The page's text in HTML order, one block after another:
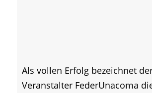
Als vollen Erfolg bezeichnet
Veranstalter FederUnacoma